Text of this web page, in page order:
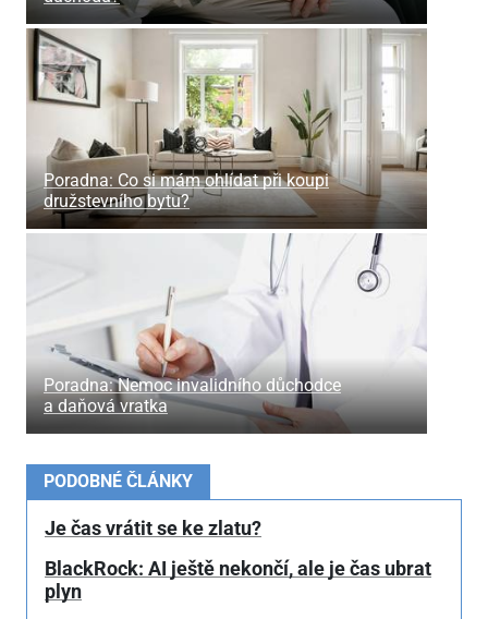
Poradna: Co si mám ohlídat při koupi
družstevního bytu?
Poradna: Nemoc invalidního důchodce
a daňová vratka
PODOBNÉ ČLÁNKY
Je čas vrátit se ke zlatu?
BlackRock: AI ještě nekončí, ale je čas ubrat
plyn